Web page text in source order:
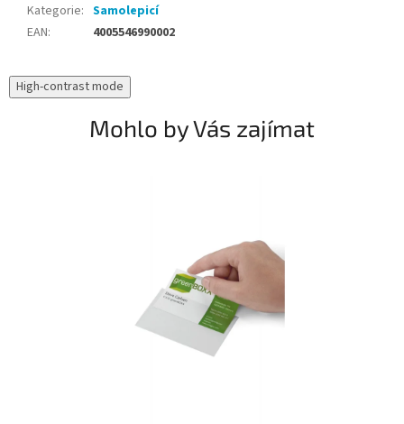
Kategorie: Samolepicí
EAN: 4005546990002
High-contrast mode
Mohlo by Vás zajímat